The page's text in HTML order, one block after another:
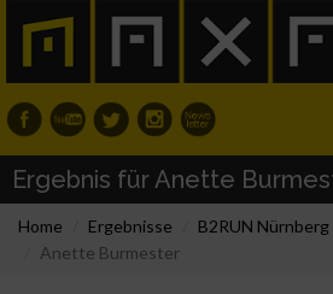
Ergebnis für Anette
Home Ergebnisse B2RUN Nürnberg
Anette Burmester